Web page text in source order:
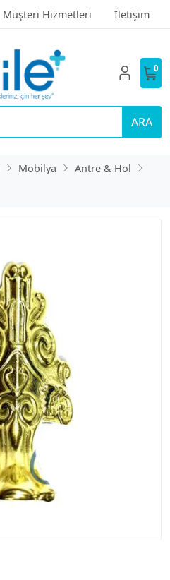
Müşteri Hizmetleri İletişim
ARA
0
Mobilya
Antre & Hol